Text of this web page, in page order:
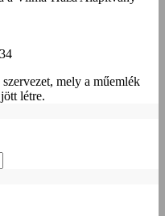
mely a műemlék
létre.